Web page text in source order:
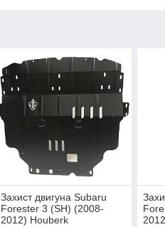
Захист двигуна Subaru
Forester 3 (SH) (2008-
2012) Houberk